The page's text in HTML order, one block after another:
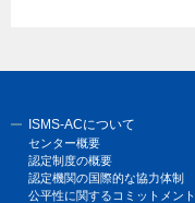
ISMS-ACについて
センター概要
認定制度の概要
認定機関の国際的な協力体制
公平性に関するコミットメント